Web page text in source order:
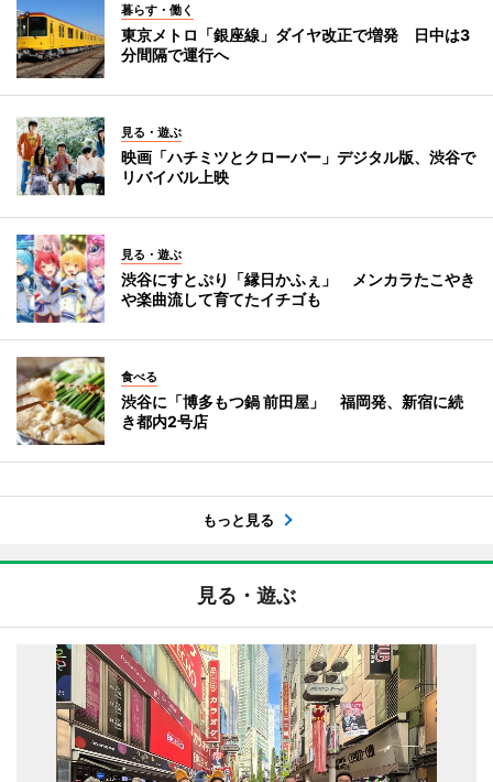
暮らす・働く
東京メトロ「銀座線」ダイヤ改正で増発 日中は3
分間隔で運行へ
見る・遊ぶ
映画「ハチミツとクローバー」デジタル版、渋谷で
リバイバル上映
見る・遊ぶ
渋谷にすとぷり「縁日かふぇ」 メンカラたこやき
や楽曲流して育てたイチゴも
食べる
渋谷に「博多もつ鍋 前田屋」 福岡発、新宿に続
き都内2号店
もっと見る
見る・遊ぶ